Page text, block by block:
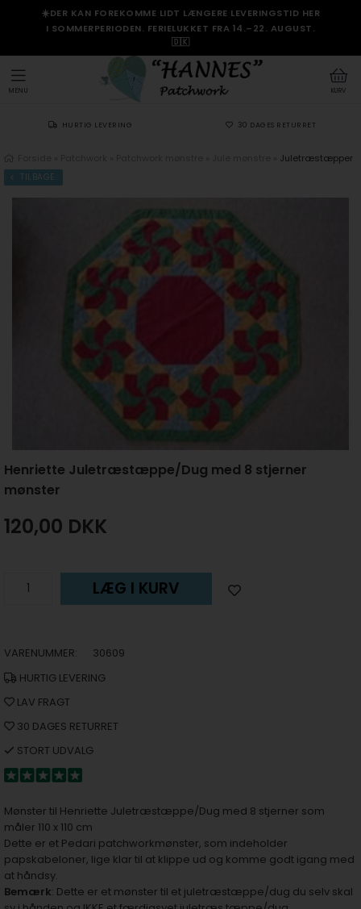
☀️DER KAN FOREKOMME LIDT LÆNGERE LEVERINGSTID HER
I SOMMERPERIODEN. FERIELUKKET FRA 14.–22. AUGUST.
🇩🇰
KURV
MENU
HURTIG LEVERING 30 DAGES RETURRET
Juletræstæpper
TILBAGE
Henriette Juletræstæppe/Dug med 8 stjerner
mønster
120,00 DKK
LÆG I KURV
VARENUMMER:
30609
HURTIG LEVERING
LAV FRAGT
30 DAGES RETURRET
STORT UDVALG
Mønster til Henriette Juletræstæppe/Dug med 8 stjerner som
måler 110 x 110 cm
Dette er et Pedari patchworkmønster, som indeholder
papskabeloner, lige klar til at klippe ud og komme godt igang med
at håndsy.
Bemærk: Dette er et mønster til et juletræstæppe/dug du selv skal